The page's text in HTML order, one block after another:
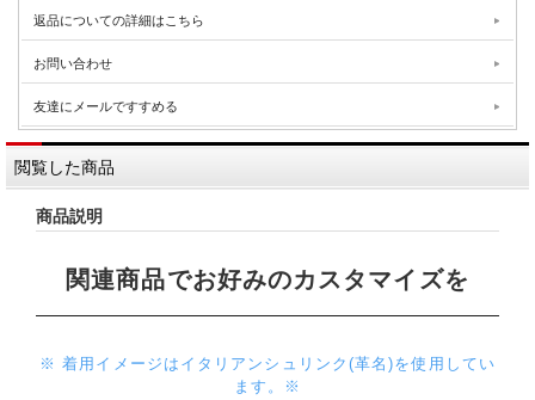
返品についての詳細はこちら
お問い合わせ
友達にメールですすめる
閲覧した商品
商品説明
関連商品でお好みのカスタマイズを
※ 着用イメージはイタリアンシュリンク(革名)を使用してい
ます。※